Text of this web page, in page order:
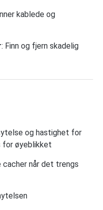
kablede og
: Finn og fjern skadelig
og hastighet for
for øyeblikket
cacher når det trengs